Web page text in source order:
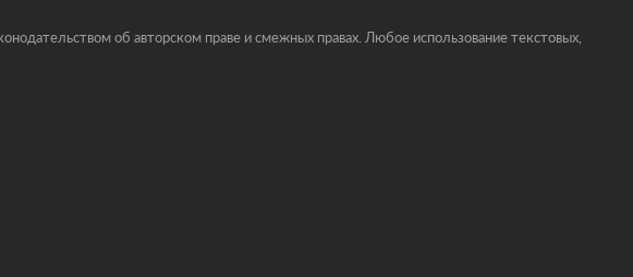
об авторском праве и смежных правах. Любое использование текстовых,